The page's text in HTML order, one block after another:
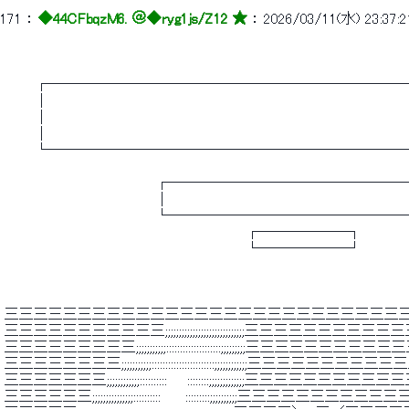
171 ： ◆44CFbqzM6. ＠◆ryg1js/Z12 ★ ： 2026/03/11(水)
┌──────┐
└──────┘
三三三三三三三三三三三三三三三三三三三三三三三三三三
三三三三三三三三三三三;;;;;;;;;;;;;;;;;;;;;;;;;;;;;三三三三三三三三三
三三三三三三三三三;;;;;;;;;;;::::::::::::::::::::;;;;;;;;;三三三三三三三三
三三三三三三三三;;;;;;;;;;;:::::::::::::::::::::::;;;;;;;;;;;;三三三三三三三三三
三三三三三三三;;;;;;;;;;;;::::::::::　　::::::::;;;;;;;;;;;;;三三三三三三三三
三三三三三三;;;;;;;;;;;;;;;::::::::::　　 :::::::::;;;;;;;;;;三三三三三三三三三